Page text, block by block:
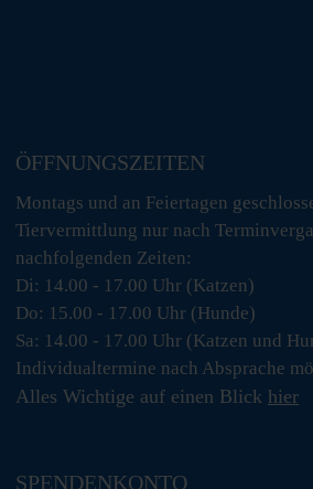
ÖFFNUNGSZEITEN
Montags und an Feiertagen
Tiervermittlung nur nach
nachfolgenden Zeiten:
Di: 14.00 - 17.00 Uhr (Katzen)
Do: 15.00 - 17.00 Uhr (Hunde)
Sa: 14.00 - 17.00 Uhr (Katzen und
Individualtermine nach Absprache
Alles Wichtige auf einen Blick hier
SPENDENKONTO